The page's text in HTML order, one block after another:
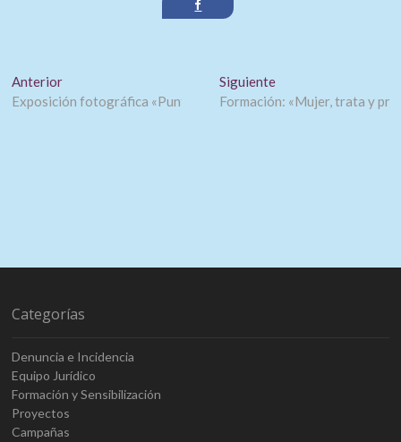
Navegación
de
AnteriorEntrada anterior:
Exposición fotográfica «Punto y seguimos. La vida puede más»
SiguienteEntrada siguiente:
Formación: «Mujer, trata y
Categorías
Denuncia e Incidencia
Equipo Jurídico
Formación y Sensibilización
Proyectos
Campañas